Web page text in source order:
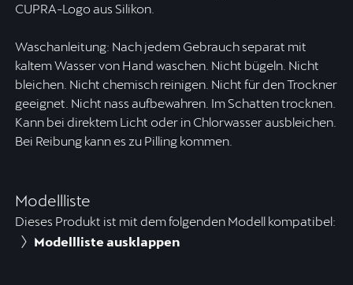
CUPRA-Logo aus Silikon.
Waschanleitung: Nach jedem Gebrauch separat mit
kaltem Wasser von Hand waschen. Nicht bügeln. Nicht
bleichen. Nicht chemisch reinigen. Nicht für den Trockner
geeignet. Nicht nass aufbewahren. Im Schatten trocknen.
Kann bei direktem Licht oder in Chlorwasser ausbleichen.
Bei Reibung kann es zu Pilling kommen.
Modellliste
Dieses Produkt ist mit dem folgenden Modell kompatibel:
Modellliste ausklappen